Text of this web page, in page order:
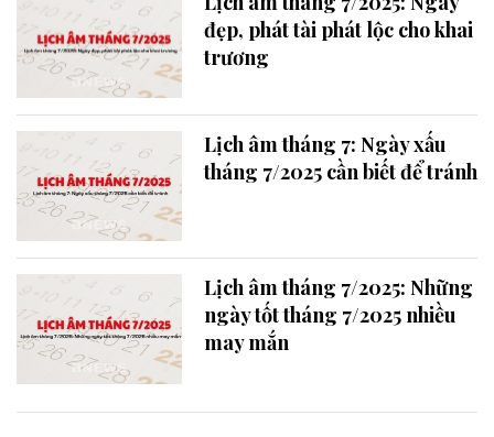
đẹp, phát tài phát lộc cho khai
trương
Lịch âm tháng 7: Ngày xấu
tháng 7/2025 cần biết để tránh
Lịch âm tháng 7/2025: Những
ngày tốt tháng 7/2025 nhiều
may mắn